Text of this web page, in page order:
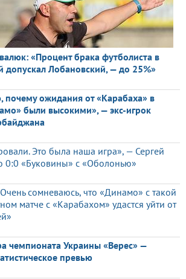
«Процент брака футболиста в
допускал Лобановский, — до 25%»
ожидания от «Карабаха» в
были высокими», — экс-игрок
Это была наша игра», — Сергей
«Буковины» с «Оболонью»
сомневаюсь, что «Динамо» с такой
матче с «Карабахом» удастся уйти от
чемпионата Украины «Верес» —
превью